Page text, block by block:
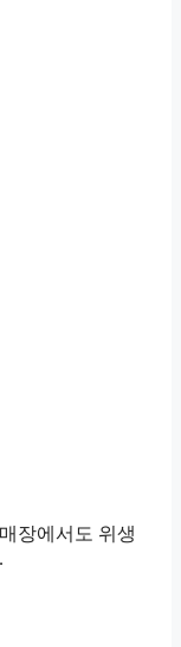
장에서도 위생